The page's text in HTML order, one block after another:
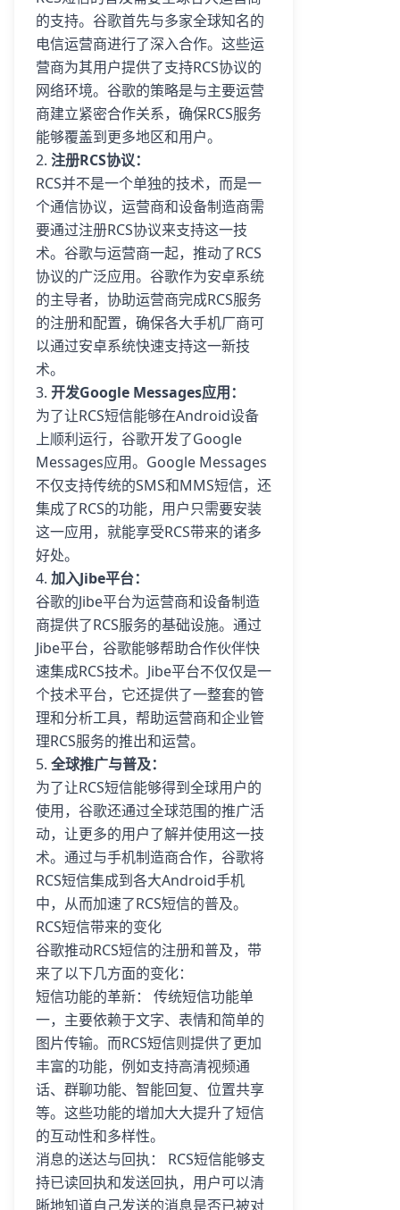
的支持。谷歌首先与多家全球知名的
电信运营商进行了深入合作。这些运
营商为其用户提供了支持RCS协议的
网络环境。谷歌的策略是与主要运营
商建立紧密合作关系，确保RCS服务
能够覆盖到更多地区和用户。
2. 注册RCS协议：
RCS并不是一个单独的技术，而是一
个通信协议，运营商和设备制造商需
要通过注册RCS协议来支持这一技
术。谷歌与运营商一起，推动了RCS
协议的广泛应用。谷歌作为安卓系统
的主导者，协助运营商完成RCS服务
的注册和配置，确保各大手机厂商可
以通过安卓系统快速支持这一新技
术。
3. 开发Google Messages应用：
为了让RCS短信能够在Android设备
上顺利运行，谷歌开发了Google
Messages应用。Google Messages
不仅支持传统的SMS和MMS短信，还
集成了RCS的功能，用户只需要安装
这一应用，就能享受RCS带来的诸多
好处。
4. 加入Jibe平台：
谷歌的Jibe平台为运营商和设备制造
商提供了RCS服务的基础设施。通过
Jibe平台，谷歌能够帮助合作伙伴快
速集成RCS技术。Jibe平台不仅仅是一
个技术平台，它还提供了一整套的管
理和分析工具，帮助运营商和企业管
理RCS服务的推出和运营。
5. 全球推广与普及：
为了让RCS短信能够得到全球用户的
使用，谷歌还通过全球范围的推广活
动，让更多的用户了解并使用这一技
术。通过与手机制造商合作，谷歌将
RCS短信集成到各大Android手机
中，从而加速了RCS短信的普及。
RCS短信带来的变化
谷歌推动RCS短信的注册和普及，带
来了以下几方面的变化：
短信功能的革新： 传统短信功能单
一，主要依赖于文字、表情和简单的
图片传输。而RCS短信则提供了更加
丰富的功能，例如支持高清视频通
话、群聊功能、智能回复、位置共享
等。这些功能的增加大大提升了短信
的互动性和多样性。
消息的送达与回执： RCS短信能够支
持已读回执和发送回执，用户可以清
晰地知道自己发送的消息是否已被对